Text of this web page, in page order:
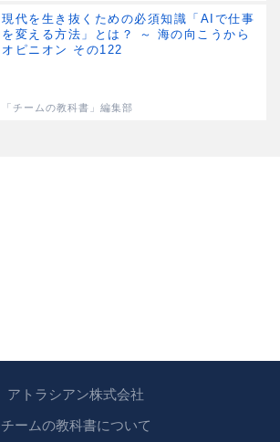
現代を生き抜くための必須知識「AIで仕事
を変える方法」とは？ ～ 海の向こうから
オピニオン その122
「チームの教科書」編集部
アトラシアン株式会社
チームの教科書について